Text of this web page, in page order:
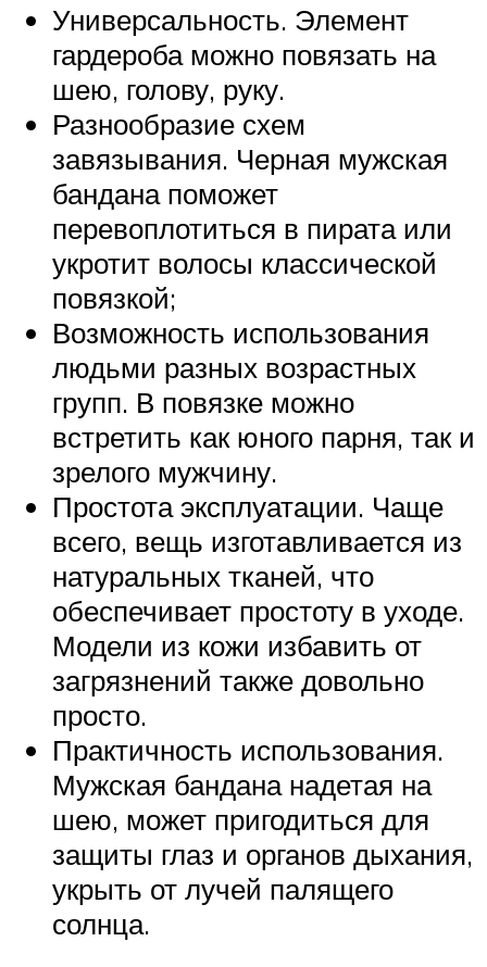
Универсальность. Элемент
гардероба можно повязать на
шею, голову, руку.
Разнообразие схем
завязывания. Черная мужская
бандана поможет
перевоплотиться в пирата или
укротит волосы классической
повязкой;
Возможность использования
людьми разных возрастных
групп. В повязке можно
встретить как юного парня, так и
зрелого мужчину.
Простота эксплуатации. Чаще
всего, вещь изготавливается из
натуральных тканей, что
обеспечивает простоту в уходе.
Модели из кожи избавить от
загрязнений также довольно
просто.
Практичность использования.
Мужская бандана надетая на
шею, может пригодиться для
защиты глаз и органов дыхания,
укрыть от лучей палящего
солнца.